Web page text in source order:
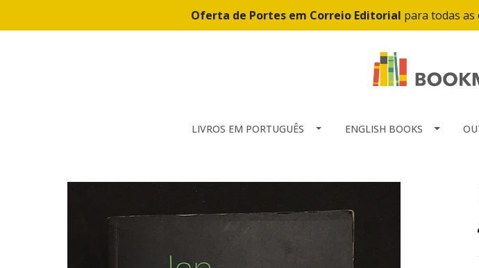
Oferta de Portes em Correio Editorial para todas
LIVROS EM PORTUGUÊS ENGLISH BOOKS